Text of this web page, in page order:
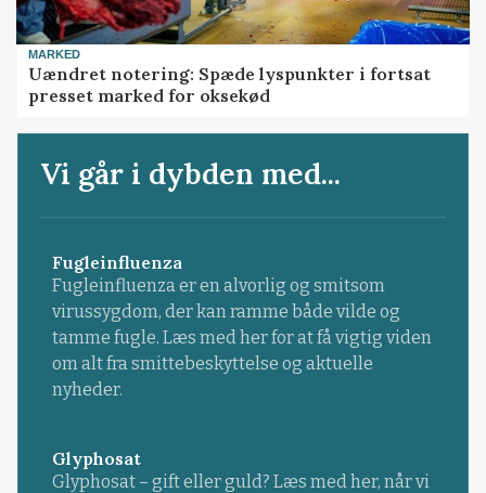
MARKED
Uændret notering: Spæde lyspunkter i fortsat
presset marked for oksekød
Vi går i dybden med...
Fugleinfluenza
Fugleinfluenza er en alvorlig og smitsom
virussygdom, der kan ramme både vilde og
tamme fugle. Læs med her for at få vigtig viden
om alt fra smittebeskyttelse og aktuelle
nyheder.
Glyphosat
Glyphosat – gift eller guld? Læs med her, når vi